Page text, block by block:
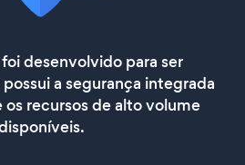
desenvolvido para ser
a segurança integrada
os recursos de alto volume